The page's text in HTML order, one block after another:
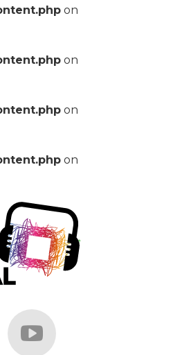
on
on
on
on